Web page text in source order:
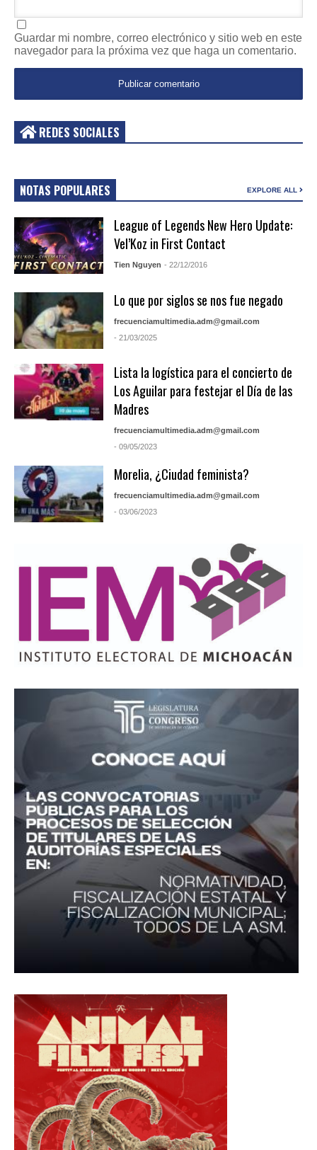
Guardar mi nombre, correo electrónico y sitio web en este
navegador para la próxima vez que haga un comentario.
REDES SOCIALES
NOTAS POPULARES EXPLORE ALL
League of Legends New Hero Update:
Vel’Koz in First Contact
Tien Nguyen - 22/12/2016
Lo que por siglos se nos fue negado
frecuenciamultimedia.adm@gmail.com
- 21/03/2025
Lista la logística para el concierto de
Los Aguilar para festejar el Día de las
Madres
frecuenciamultimedia.adm@gmail.com
- 09/05/2023
Morelia, ¿Ciudad feminista?
frecuenciamultimedia.adm@gmail.com
- 03/06/2023